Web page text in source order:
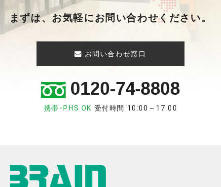
まずは、お気軽にお問い合わせください。
お問い合わせ窓口
0120-74-8808
携帯･PHS OK 受付時間 10:00～17:00